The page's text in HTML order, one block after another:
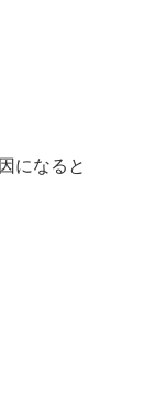
になると